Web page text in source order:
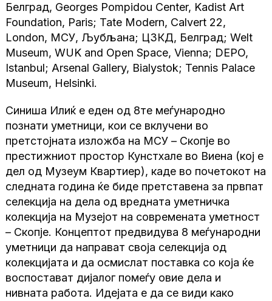
Белград, Georges Pompidou Center, Kadist Art
Foundation, Paris; Tate Modern, Calvert 22,
London, МСУ, Љубљана; ЦЗКД, Белград; Welt
Museum, WUK and Open Space, Vienna; DEPO,
Istanbul; Arsenal Gallery, Bialystok; Tennis Palace
Museum, Helsinki.
Синиша Илиќ е еден од 8те меѓународно
познати уметници, кои се вклучени во
претстојната изложба на МСУ – Скопје во
престижниот простор Кунстхале во Виена (кој е
дел од Музеум Квартиер), каде во почетокот на
следната година ќе биде претставена за првпат
селекција на дела од вредната уметничка
колекција на Музејот на современата уметност
– Скопје. Концептот предвидува 8 меѓународни
уметници да направат своја селекција од
колекцијата и да осмислат поставка со која ќе
воспостават дијалог помеѓу овие дела и
нивната работа. Идејата е да се види како